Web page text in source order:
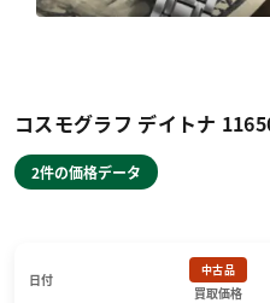
コスモグラフ デイトナ
2件の価格データ
日付
中古品
買取価格